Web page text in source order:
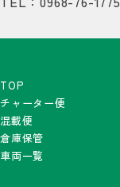
TOP
チャーター便
混載便
倉庫保管
車両一覧